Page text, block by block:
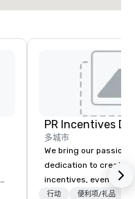
PR Incentives
多城市
We bring our passion,
dedication to create
incentives, events,
meetings, product
行动 便利项/礼品